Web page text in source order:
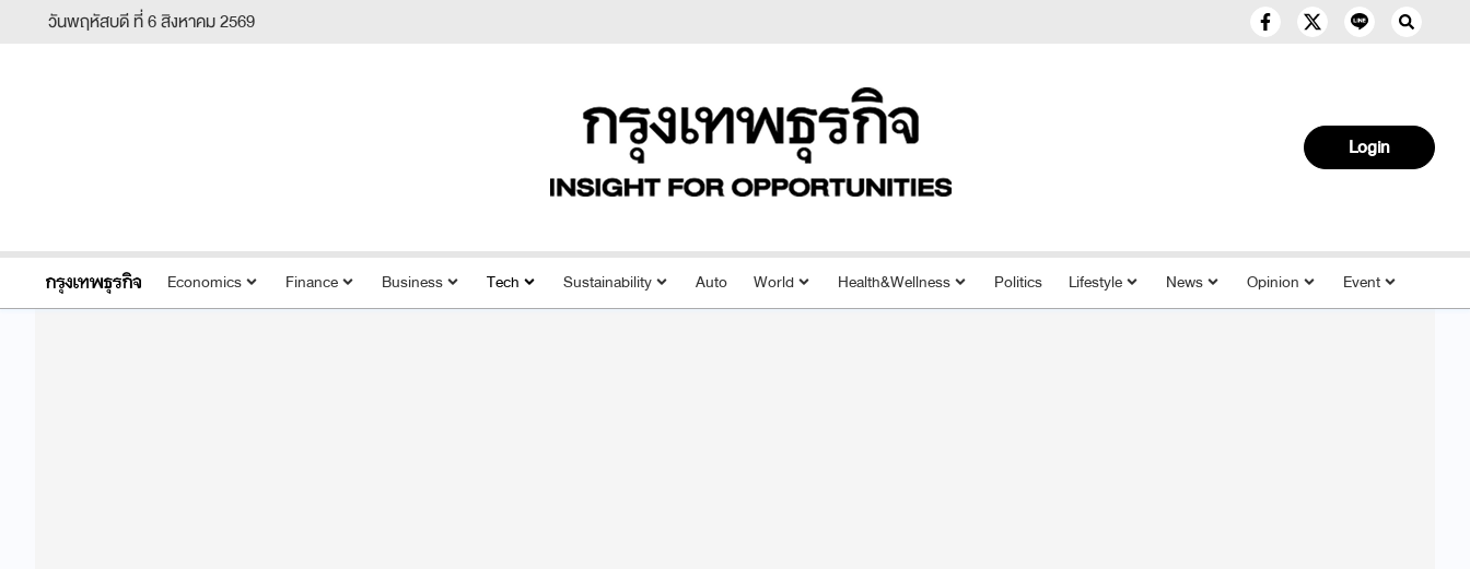
วันพฤหัสบดี ที่ 6 สิงหาคม 2569
Login
Economics Finance Business Tech Sustainability Auto World Health&Wellness Politics Lifestyle News Opinion Event